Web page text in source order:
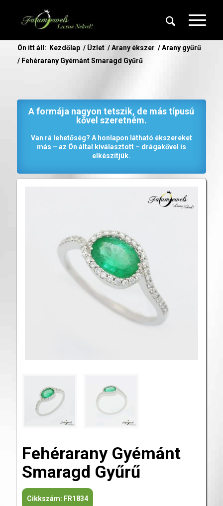
Ön itt áll: Kezdőlap / Üzlet / Arany ékszer / Arany gyűrű
/ Fehérarany Gyémánt Smaragd Gyűrű
A formája nagyon tetszik, de más típusú
kővel szeretném.
Van rá lehetőség? A honlapon látható ékszereket
más – az Ön által kiválasztott – drágakővel is
elkészítjük.
Fehérarany Gyémánt
Smaragd Gyűrű
Cikkszám: FR1834